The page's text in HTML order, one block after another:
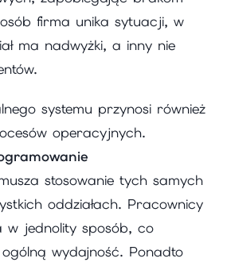
firma unika sytuacji, w
ma nadwyżki, a inny nie
systemu przynosi również
operacyjnych.
stosowanie tych samych
oddziałach. Pracownicy
w jednolity sposób, co
wydajność. Ponadto